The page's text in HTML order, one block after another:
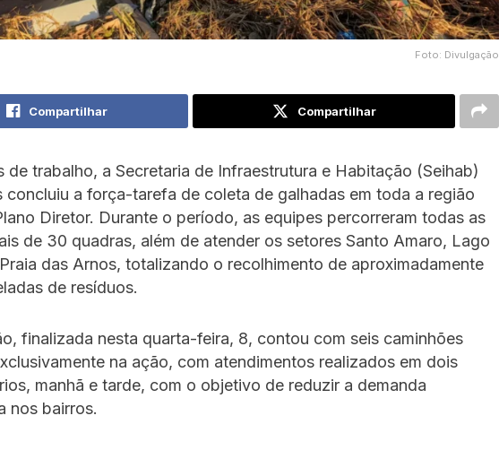
Foto: Divulgação
Compartilhar Compartilhar
de trabalho, a Secretaria de Infraestrutura e Habitação (Seihab)
concluiu a força-tarefa de coleta de galhadas em toda a região
Diretor. Durante o período, as equipes percorreram todas as
de 30 quadras, além de atender os setores Santo Amaro, Lago
das Arnos, totalizando o recolhimento de aproximadamente
de resíduos.
finalizada nesta quarta-feira, 8, contou com seis caminhões
na ação, com atendimentos realizados em dois
manhã e tarde, com o objetivo de reduzir a demanda
nos bairros.